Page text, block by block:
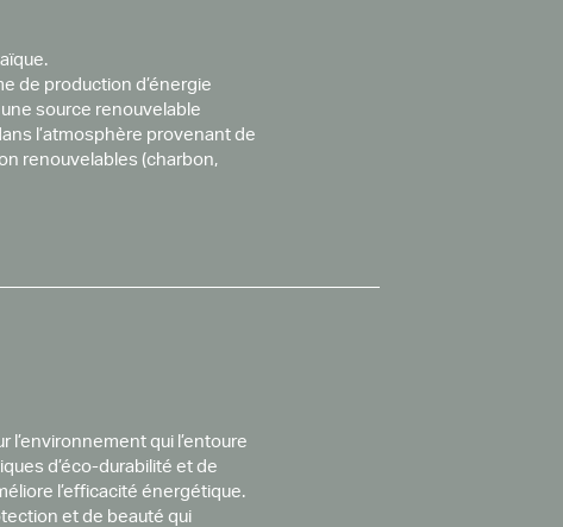
de production d’énergie
source renouvelable
l’atmosphère provenant de
renouvelables (charbon,
qui l’entoure
d’éco-durabilité et de
l’efficacité énergétique.
et de beauté qui